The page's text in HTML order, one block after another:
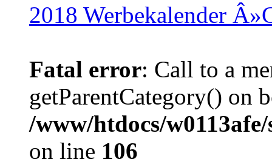
2018 Werbekalender
Fatal error: Call to a
getParentCategory() on
/www/htdocs/
on line 106